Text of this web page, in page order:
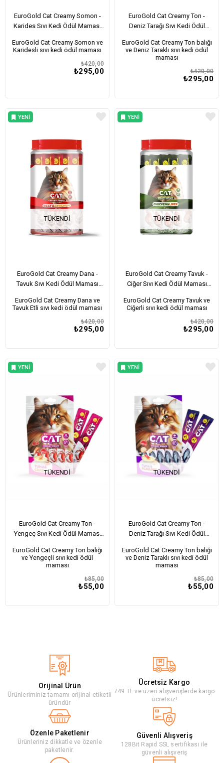
EuroGold Cat Creamy Somon -
Karides Sıvı Kedi Ödül Maması
EuroGold Cat Creamy Somon ve
Karidesli sıvı kedi ödül maması
₺295,00
₺420,00
EuroGold Cat Creamy Ton -
Deniz Tarağı Sıvı Kedi Ödül
EuroGold Cat Creamy Ton balığı
ve Deniz Taraklı sıvı kedi ödül
maması
₺295,00
₺420,00
TÜKENDI
EuroGold Cat Creamy Dana -
Tavuk Sıvı Kedi Ödül Maması
EuroGold Cat Creamy Dana ve
Tavuk Etli sıvı kedi ödül maması
₺295,00
₺420,00
YENI
TÜKENDI
EuroGold Cat Creamy Tavuk -
Ciğer Sıvı Kedi Ödül Maması
EuroGold Cat Creamy Tavuk ve
Ciğerli sıvı kedi ödül maması
₺295,00
₺420,00
YENI
TÜKENDI
EuroGold Cat Creamy Ton -
Yengeç Sıvı Kedi Ödül Maması
EuroGold Cat Creamy Ton balığı
ve Yengeçli sıvı kedi ödül
maması
₺55,00
₺85,00
YENI
TÜKENDI
EuroGold Cat Creamy Ton -
Deniz Tarağı Sıvı Kedi Ödül
EuroGold Cat Creamy Ton balığı
ve Deniz Taraklı sıvı kedi ödül
maması
₺55,00
₺85,00
YENI
Orijinal Ürün
Ürünleriminiz tamamı orijinal etiketli
üründür
Ücretsiz Kargo
749 TL ve üzeri alışverişlerde kargo
ücretsiz!
Özenle Paketlenir
Ürünleriniz dikkatle ve özenle
paketlenir.
Güvenli Alışveriş
128Bit Rapid SSL sertifikası ile
güvenli alışveriş